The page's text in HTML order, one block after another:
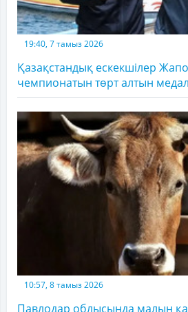
19:40, 7 тамыз 2026
Қазақстандық ескекшілер
чемпионатын төрт алтын
10:57, 8 тамыз 2026
Павлодар облысында малын